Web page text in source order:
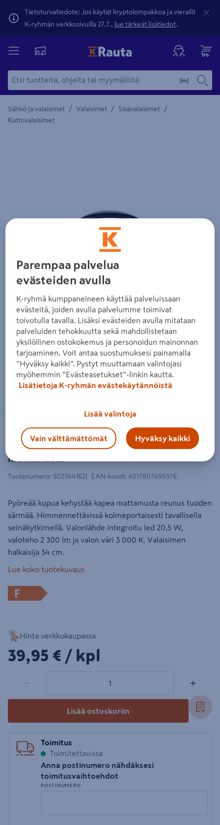
Tietoturvatiedote: Jos käytät kryptolompakkoa ja vierailit
K-ryhmän verkkosivuilla 27.7., lue tärkeät lisätiedot.
Sähkö ja valaisimet / Valaisimet / Sisävalaisimet /
Kattovalaisimet
Yksityiskohtainen kuvaus löytyy Tuotteen kuvaus -
Zoomaa kuvaa sormilla kosketusnäytöllä
Kattovalaisin TRIO Limbus led 34cm
mattamusta
Tuotenumero: 502344162 EAN-koodi: 4017807496376
Pyöreää kupua kehystää kapea mattamusta reunus tuoden
särmää. Himmennettävissä kolmeportaisesti tavallisella
seinäkytkimellä. Valonlähde integroitu led 20,5 W,
valoteho 2 300 lm ja valon väri 3 000 K. Valaisimen
halkaisija 34 cm.
Lue koko tuotekuvaus
F
Hinta verkkokaupassa
39,95€/kpl
39,95 € / kpl
− +
Lisää ostoskoriin
Toimitus
Toimitettavissa
Anna postinumero nähdäksesi
toimitusvaihtoehdot
POSTINUMERO
Parempaa palvelua
evästeiden avulla
K-ryhmä kumppaneineen käyttää palveluissaan
evästeitä, joiden avulla palvelumme toimivat
toivotulla tavalla. Lisäksi evästeiden avulla mitataan
palveluiden tehokkuutta sekä mahdollistetaan
yksilöllinen ostokokemus ja personoidun mainonnan
tarjoaminen. Voit antaa suostumuksesi painamalla
”Hyväksy kaikki”. Pystyt muuttamaan valintojasi
myöhemmin ”Evästeasetukset”-linkin kautta.
Lisätietoja K-ryhmän evästekäytännöistä
Lisää valintoja
Vain välttämättömät Hyväksy kaikki